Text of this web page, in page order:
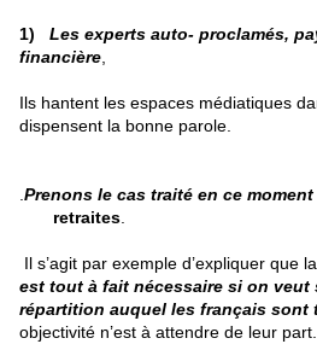
1) Les experts auto- proclamés,
financière
Ils hantent les espaces médiatiques
dispensent la bonne parole.
Prenons le cas traité en ce moment
retraites
Il s’agit par exemple d’expliquer que la
est tout à fait nécessaire si on veut
répartition auquel les français sont
objectivité n’est à attendre de leur